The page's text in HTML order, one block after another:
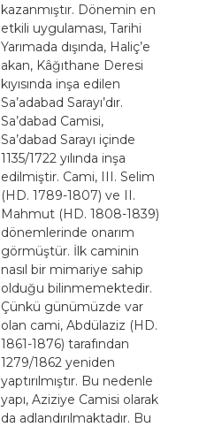
kazanmıştır. Dönemin en
etkili uygulaması, Tarihi
Yarımada dışında, Haliç’e
akan, Kâğıthane Deresi
kıyısında inşa edilen
Sa’adabad Sarayı’dır.
Sa’dabad Camisi,
Sa’dabad Sarayı içinde
1135/1722 yılında inşa
edilmiştir. Cami, III. Selim
(HD. 1789-1807) ve II.
Mahmut (HD. 1808-1839)
dönemlerinde onarım
görmüştür. İlk caminin
nasıl bir mimariye sahip
olduğu bilinmemektedir.
Çünkü günümüzde var
olan cami, Abdülaziz (HD.
1861-1876) tarafından
1279/1862 yeniden
yaptırılmıştır. Bu nedenle
yapı, Aziziye Camisi olarak
da adlandırılmaktadır. Bu